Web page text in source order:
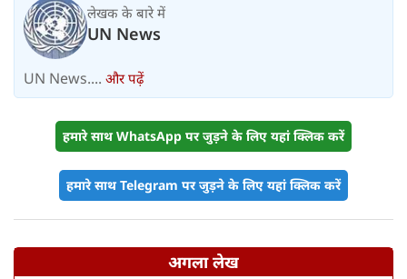
लेखक के बारे में
UN News
UN News.... और पढ़ें
हमारे साथ WhatsApp पर जुड़ने के लिए यहां क्लिक करें
हमारे साथ Telegram पर जुड़ने के लिए यहां क्लिक करें
अगला लेख